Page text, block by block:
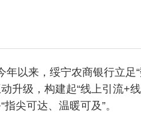
年以来，绥宁农商银行立足
升级，构建起“线上引流+
指尖可达、温暖可及”。